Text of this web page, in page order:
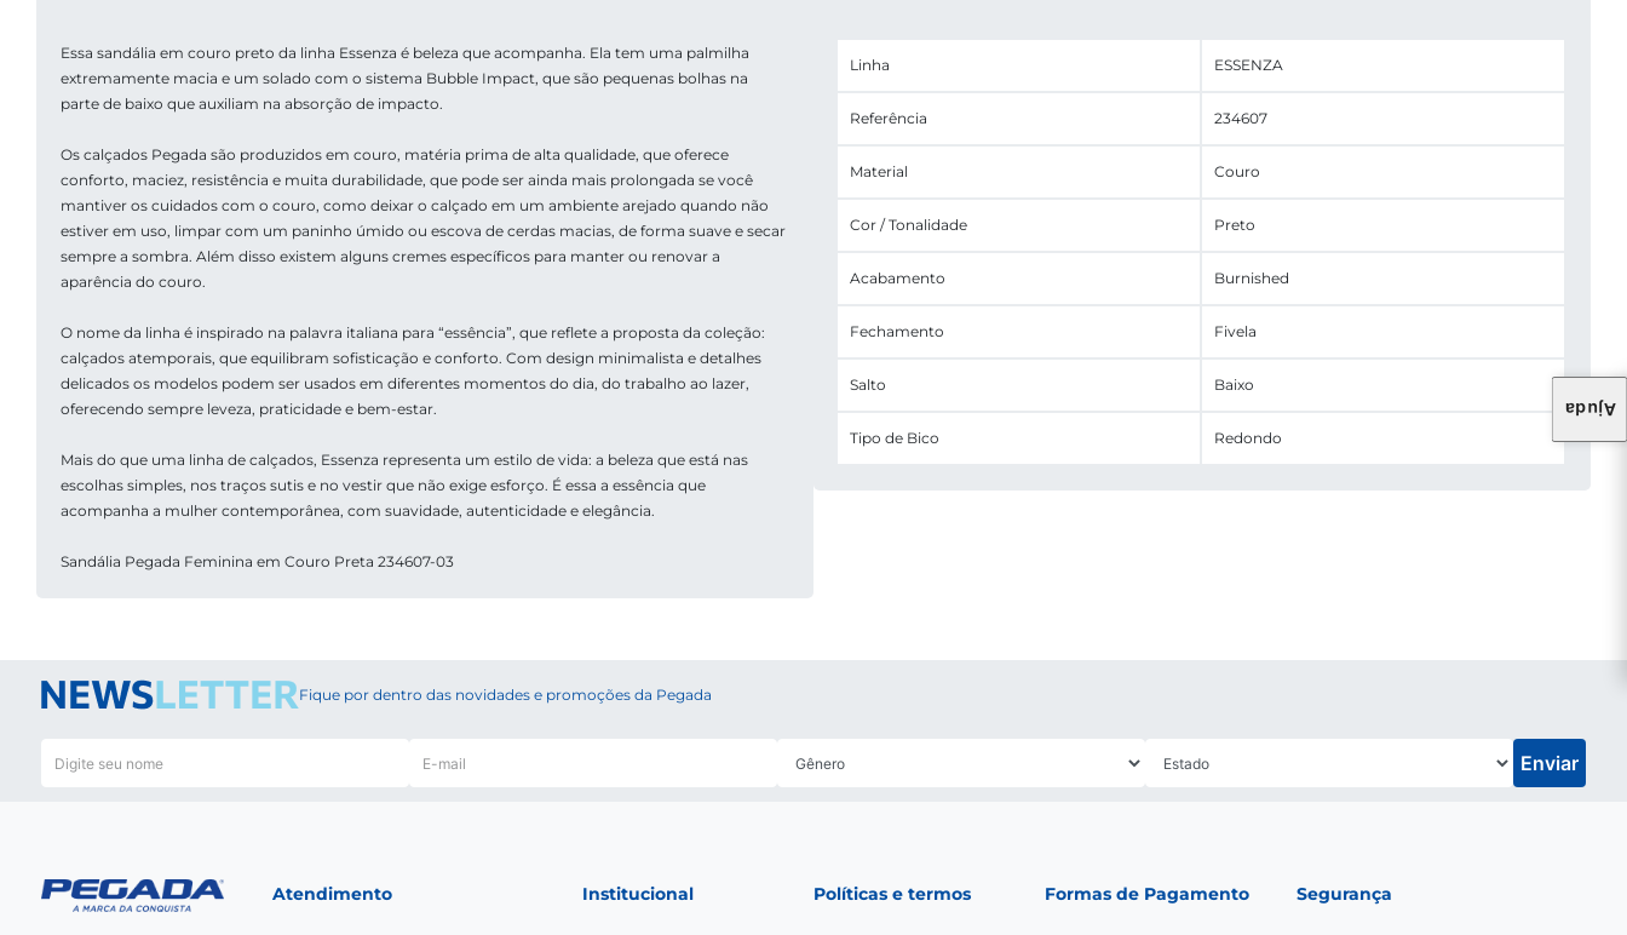
Ajuda
Essa sandália em couro preto da linha Essenza é beleza que acompanha. Ela tem uma palmilha
extremamente macia e um solado com o sistema Bubble Impact, que são pequenas bolhas na
parte de baixo que auxiliam na absorção de impacto.
Os calçados Pegada são produzidos em couro, matéria prima de alta qualidade, que oferece
conforto, maciez, resistência e muita durabilidade, que pode ser ainda mais prolongada se você
mantiver os cuidados com o couro, como deixar o calçado em um ambiente arejado quando não
estiver em uso, limpar com um paninho úmido ou escova de cerdas macias, de forma suave e secar
sempre a sombra. Além disso existem alguns cremes específicos para manter ou renovar a
aparência do couro.
O nome da linha é inspirado na palavra italiana para “essência”, que reflete a proposta da coleção:
calçados atemporais, que equilibram sofisticação e conforto. Com design minimalista e detalhes
delicados os modelos podem ser usados em diferentes momentos do dia, do trabalho ao lazer,
oferecendo sempre leveza, praticidade e bem-estar.
Mais do que uma linha de calçados, Essenza representa um estilo de vida: a beleza que está nas
escolhas simples, nos traços sutis e no vestir que não exige esforço. É essa a essência que
acompanha a mulher contemporânea, com suavidade, autenticidade e elegância.
Sandália Pegada Feminina em Couro Preta 234607-03
Linha ESSENZA
Referência 234607
Material Couro
Cor / Tonalidade Preto
Acabamento Burnished
Fechamento Fivela
Salto Baixo
Tipo de Bico Redondo
Fique por dentro das novidades e promoções da Pegada
Enviar
Atendimento Institucional Políticas e termos Formas de Pagamento Segurança